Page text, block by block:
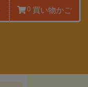
0買い物かご